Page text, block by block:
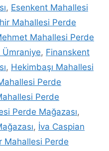
, Esenkent Mahallesi
Mahallesi Perde
Mahallesi Perde
Ümraniye, Finanskent
, Hekimbaşı Mahallesi
Perde
Perde
Perde Mağazası,
, İva Caspian
Mahallesi Perde